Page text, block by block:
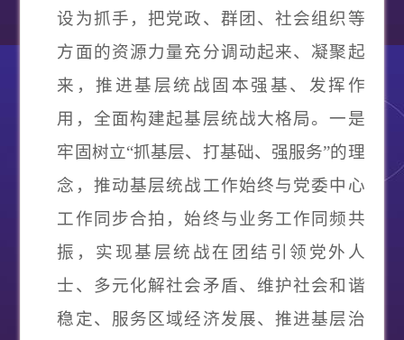
设为抓手，把党政、群团、社会组织等
方面的资源力量充分调动起来、凝聚起
来，推进基层统战固本强基、发挥作
用，全面构建起基层统战大格局。一是
牢固树立“抓基层、打基础、强服务”的理
念 ，推动基层统战工作始终与党委中心
工作同步合拍，始终与业务工作同频共
振，实现基层统战在团结引领党外人
士、多元化解社会矛盾、维护社会和谐
稳定、服务区域经济发展、推进基层治